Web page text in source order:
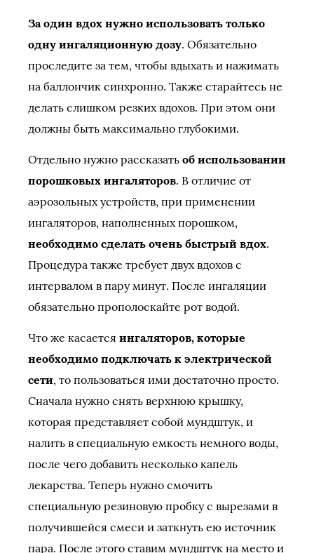
За один вдох нужно использовать только
одну ингаляционную дозу. Обязательно
проследите за тем, чтобы вдыхать и нажимать
на баллончик синхронно. Также старайтесь не
делать слишком резких вдохов. При этом они
должны быть максимально глубокими.
Отдельно нужно рассказать об использовании
порошковых ингаляторов. В отличие от
аэрозольных устройств, при применении
ингаляторов, наполненных порошком,
необходимо сделать очень быстрый вдох.
Процедура также требует двух вдохов с
интервалом в пару минут. После ингаляции
обязательно прополоскайте рот водой.
Что же касается ингаляторов, которые
необходимо подключать к электрической
сети, то пользоваться ими достаточно просто.
Сначала нужно снять верхнюю крышку,
которая представляет собой мундштук, и
налить в специальную емкость немного воды,
после чего добавить несколько капель
лекарства. Теперь нужно смочить
специальную резиновую пробку с вырезами в
получившейся смеси и заткнуть ею источник
пара. После этого ставим мундштук на место и